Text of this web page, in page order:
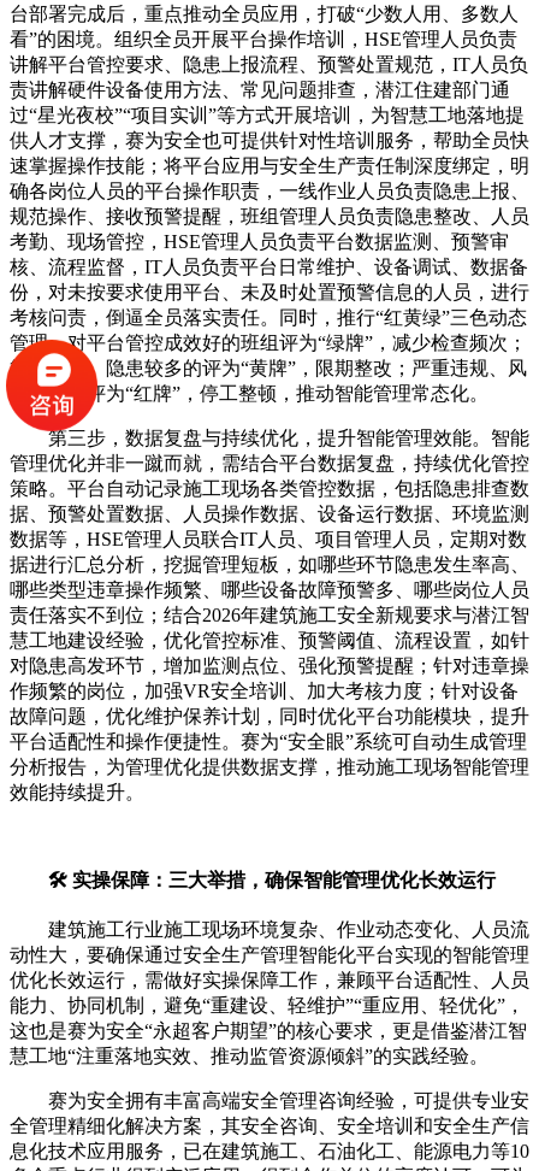
台部署完成后，重点推动全员应用，打破“少数人用、多数人
看”的困境。组织全员开展平台操作培训，HSE管理人员负责
讲解平台管控要求、隐患上报流程、预警处置规范，IT人员负
责讲解硬件设备使用方法、常见问题排查，潜江住建部门通
过“星光夜校”“项目实训”等方式开展培训，为智慧工地落地提
供人才支撑，赛为安全也可提供针对性培训服务，帮助全员快
速掌握操作技能；将平台应用与安全生产责任制深度绑定，明
确各岗位人员的平台操作职责，一线作业人员负责隐患上报、
规范操作、接收预警提醒，班组管理人员负责隐患整改、人员
考勤、现场管控，HSE管理人员负责平台数据监测、预警审
核、流程监督，IT人员负责平台日常维护、设备调试、数据备
份，对未按要求使用平台、未及时处置预警信息的人员，进行
考核问责，倒逼全员落实责任。同时，推行“红黄绿”三色动态
管理，对平台管控成效好的班组评为“绿牌”，减少检查频次；
管控不力、隐患较多的评为“黄牌”，限期整改；严重违规、风
险突出的评为“红牌”，停工整顿，推动智能管理常态化。
第三步，数据复盘与持续优化，提升智能管理效能。智能
管理优化并非一蹴而就，需结合平台数据复盘，持续优化管控
策略。平台自动记录施工现场各类管控数据，包括隐患排查数
据、预警处置数据、人员操作数据、设备运行数据、环境监测
数据等，HSE管理人员联合IT人员、项目管理人员，定期对数
据进行汇总分析，挖掘管理短板，如哪些环节隐患发生率高、
哪些类型违章操作频繁、哪些设备故障预警多、哪些岗位人员
责任落实不到位；结合2026年建筑施工安全新规要求与潜江智
慧工地建设经验，优化管控标准、预警阈值、流程设置，如针
对隐患高发环节，增加监测点位、强化预警提醒；针对违章操
作频繁的岗位，加强VR安全培训、加大考核力度；针对设备
故障问题，优化维护保养计划，同时优化平台功能模块，提升
平台适配性和操作便捷性。赛为“安全眼”系统可自动生成管理
分析报告，为管理优化提供数据支撑，推动施工现场智能管理
效能持续提升。
🛠️ 实操保障：三大举措，确保智能管理优化长效运行
建筑施工行业施工现场环境复杂、作业动态变化、人员流
动性大，要确保通过安全生产管理智能化平台实现的智能管理
优化长效运行，需做好实操保障工作，兼顾平台适配性、人员
能力、协同机制，避免“重建设、轻维护”“重应用、轻优化”，
这也是赛为安全“永超客户期望”的核心要求，更是借鉴潜江智
慧工地“注重落地实效、推动监管资源倾斜”的实践经验。
赛为安全拥有丰富高端安全管理咨询经验，可提供专业安
全管理精细化解决方案，其安全咨询、安全培训和安全生产信
息化技术应用服务，已在建筑施工、石油化工、能源电力等10